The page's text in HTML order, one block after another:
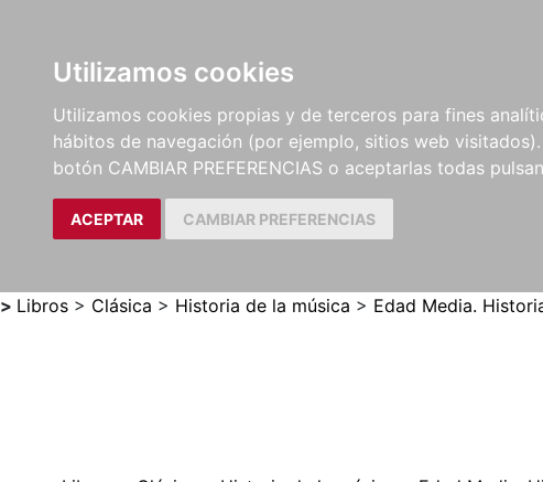
Utilizamos cookies
Utilizamos cookies propias y de terceros para fines
hábitos de navegación (por ejemplo, sitios web visitados).
botón CAMBIAR PREFERENCIAS o aceptarlas todas
ACEPTAR CAMBIAR PREFERENCIAS
LIBROS
MÉTODOS Y
EJERCICIOS
PARTITURAS Y EDICIONES
CRÍTICAS
> Libros > Clásica > Historia de la música > Edad Media.